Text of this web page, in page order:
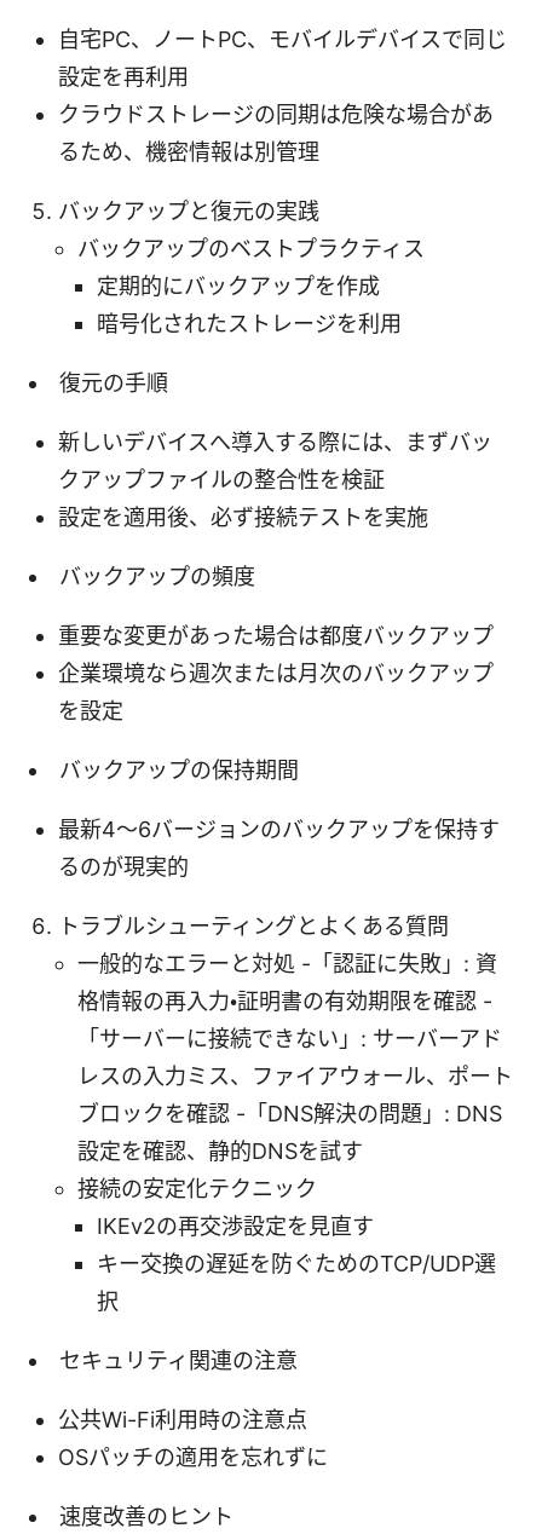
自宅PC、ノートPC、モバイルデバイスで同じ
設定を再利用
クラウドストレージの同期は危険な場合があ
るため、機密情報は別管理
バックアップと復元の実践
バックアップのベストプラクティス
定期的にバックアップを作成
暗号化されたストレージを利用
復元の手順
新しいデバイスへ導入する際には、まずバッ
クアップファイルの整合性を検証
設定を適用後、必ず接続テストを実施
バックアップの頻度
重要な変更があった場合は都度バックアップ
企業環境なら週次または月次のバックアップ
を設定
バックアップの保持期間
最新4〜6バージョンのバックアップを保持す
るのが現実的
トラブルシューティングとよくある質問
一般的なエラーと対処 -「認証に失敗」: 資
格情報の再入力・証明書の有効期限を確認 -
「サーバーに接続できない」: サーバーアド
レスの入力ミス、ファイアウォール、ポート
ブロックを確認 -「DNS解決の問題」: DNS
設定を確認、静的DNSを試す
接続の安定化テクニック
IKEv2の再交渉設定を見直す
キー交換の遅延を防ぐためのTCP/UDP選
択
セキュリティ関連の注意
公共Wi-Fi利用時の注意点
OSパッチの適用を忘れずに
速度改善のヒント